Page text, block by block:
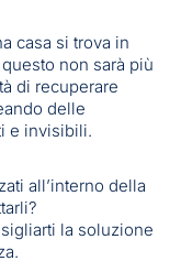
casa si trova in
non sarà più
di recuperare
delle
e invisibili.
all’interno della
la soluzione